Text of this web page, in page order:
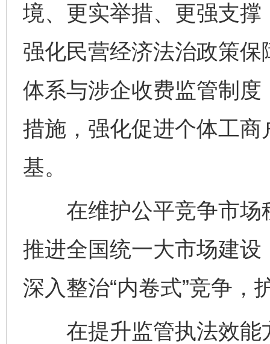
境、更实举措、更强支
强化民营经济法治政策
体系与涉企收费监管制
措施，强化促进个体工
基。
在维护公平竞争市场
推进全国统一大市场建
深入整治“内卷式”竞争，
在提升监管执法效能